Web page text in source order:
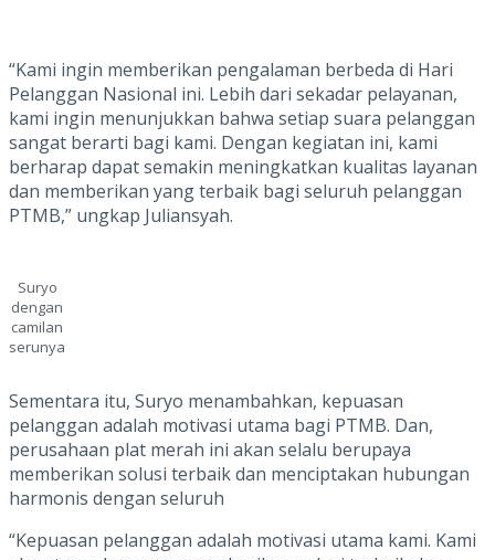
“Kami ingin memberikan pengalaman berbeda di Hari
Pelanggan Nasional ini. Lebih dari sekadar pelayanan,
kami ingin menunjukkan bahwa setiap suara pelanggan
sangat berarti bagi kami. Dengan kegiatan ini, kami
berharap dapat semakin meningkatkan kualitas layanan
dan memberikan yang terbaik bagi seluruh pelanggan
PTMB,” ungkap Juliansyah.
Suryo
dengan
camilan
serunya
Sementara itu, Suryo menambahkan, kepuasan
pelanggan adalah motivasi utama bagi PTMB. Dan,
perusahaan plat merah ini akan selalu berupaya
memberikan solusi terbaik dan menciptakan hubungan
harmonis dengan seluruh
“Kepuasan pelanggan adalah motivasi utama kami. Kami